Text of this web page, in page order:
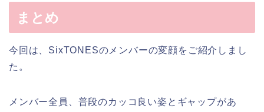
まとめ
今回は、SixTONESのメンバーの変顔をご紹介しまし
た。
メンバー全員、普段のカッコ良い姿とギャップがあ